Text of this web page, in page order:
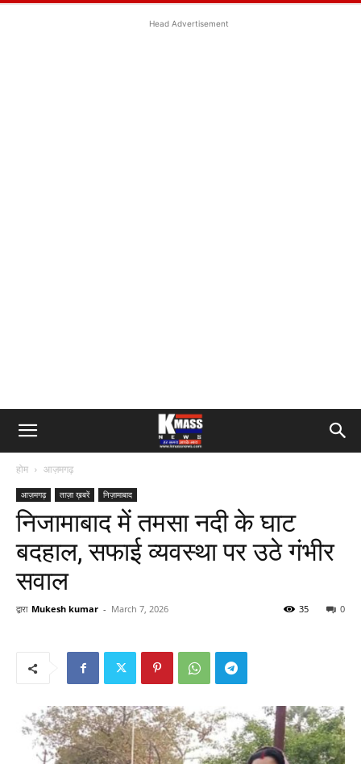
Head Advertisement
होम आज़मगढ़
आज़मगढ़ ताज़ा ख़बरें निज़ामाबाद
निजामाबाद में तमसा नदी के घाट
बदहाल, सफाई व्यवस्था पर उठे गंभीर
सवाल
द्वारा Mukesh kumar - March 7, 2026 0
35